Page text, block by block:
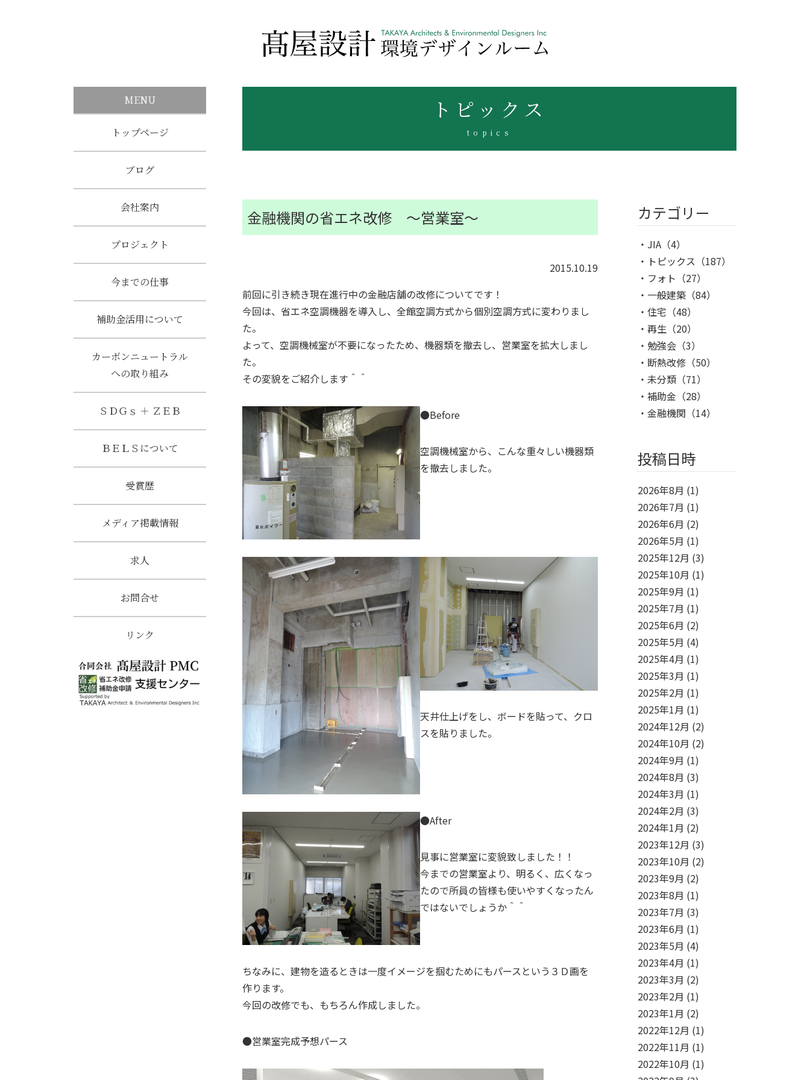
トピックス
topics
金融機関の省エネ改修 ～営業室～
2015.10.19
前回に引き続き現在進行中の金融店舗の改修についてです！
今回は、省エネ空調機器を導入し、全館空調方式から個別空調方式に変わりまし
た。
よって、空調機械室が不要になったため、機器類を撤去し、営業室を拡大しまし
た。
その変貌をご紹介します＾＾
●Before
空調機械室から、こんな重々しい機器類
を撤去しました。
天井仕上げをし、ボードを貼って、クロ
スを貼りました。
●After
見事に営業室に変貌致しました！！
今までの営業室より、明るく、広くなっ
たので所員の皆様も使いやすくなったん
ではないでしょうか＾＾
ちなみに、建物を造るときは一度イメージを掴むためにもパースという３Ｄ画を
作ります。
今回の改修でも、もちろん作成しました。
●営業室完成予想パース
カテゴリー
JIA （4）
トピックス （187）
フォト （27）
一般建築 （84）
住宅 （48）
再生 （20）
勉強会 （3）
断熱改修 （50）
未分類 （71）
補助金 （28）
金融機関 （14）
投稿日時
2026年8月 (1)
2026年7月 (1)
2026年6月 (2)
2026年5月 (1)
2025年12月 (3)
2025年10月 (1)
2025年9月 (1)
2025年7月 (1)
2025年6月 (2)
2025年5月 (4)
2025年4月 (1)
2025年3月 (1)
2025年2月 (1)
2025年1月 (1)
2024年12月 (2)
2024年10月 (2)
2024年9月 (1)
2024年8月 (3)
2024年3月 (1)
2024年2月 (3)
2024年1月 (2)
2023年12月 (3)
2023年10月 (2)
2023年9月 (2)
2023年8月 (1)
2023年7月 (3)
2023年6月 (1)
2023年5月 (4)
2023年4月 (1)
2023年3月 (2)
2023年2月 (1)
2023年1月 (2)
2022年12月 (1)
2022年11月 (1)
2022年10月 (1)
MENU
トップページ
ブログ
会社案内
プロジェクト
今までの仕事
補助金活用について
カーボンニュートラル
への取り組み
ＳＤＧｓ ＋ ＺＥＢ
ＢＥＬＳについて
受賞歴
メディア掲載情報
求人
お問合せ
リンク